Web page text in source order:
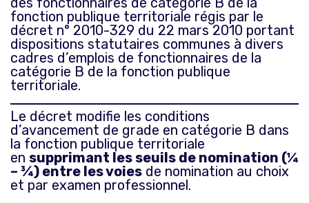
fonction publique territoriale régis par le
décret n° 2010-329 du 22 mars 2010 portant
dispositions statutaires communes à divers
cadres d’emplois de fonctionnaires de la
catégorie B de la fonction publique
territoriale.
Le décret modifie les conditions
d’avancement de grade en catégorie B dans
la fonction publique territoriale
en supprimant les seuils de nomination (¼
– ¾) entre les voies de nomination au choix
et par examen professionnel.